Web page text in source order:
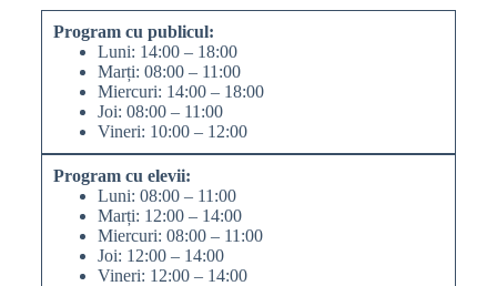
Program cu publicul:
Luni: 14:00 – 18:00
Marți: 08:00 – 11:00
Miercuri: 14:00 – 18:00
Joi: 08:00 – 11:00
Vineri: 10:00 – 12:00
Program cu elevii:
Luni: 08:00 – 11:00
Marți: 12:00 – 14:00
Miercuri: 08:00 – 11:00
Joi: 12:00 – 14:00
Vineri: 12:00 – 14:00